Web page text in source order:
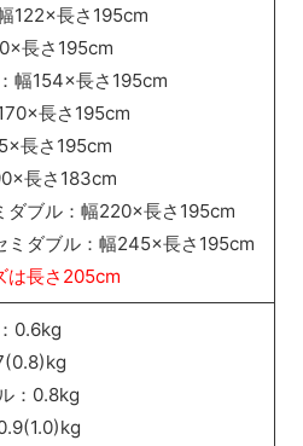
122×長さ195cm
長さ195cm
幅154×長さ195cm
長さ195cm
長さ195cm
長さ183cm
ダブル：幅220×長さ195cm
ミダブル：幅245×長さ195cm
は長さ205cm
0.6kg
：0.8kg